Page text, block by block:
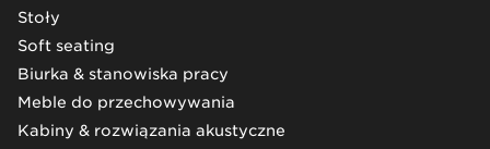
Stoły
Soft seating
Biurka & stanowiska pracy
Meble do przechowywania
Kabiny & rozwiązania akustyczne